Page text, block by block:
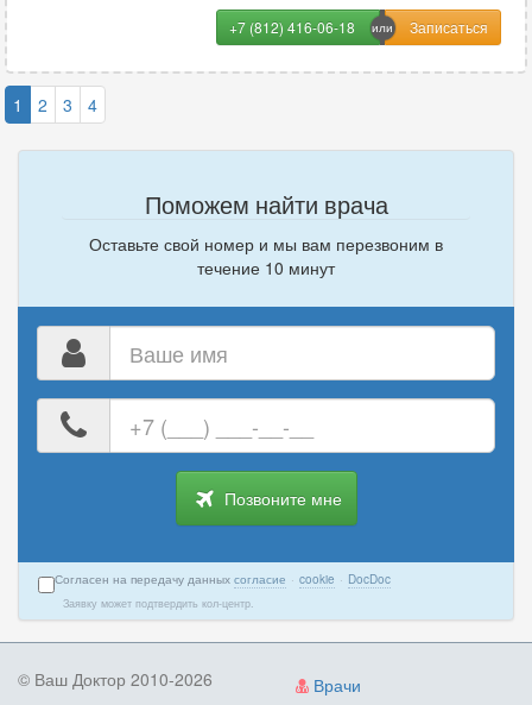
+7 (812) 416-06-18
1 2 3 4
Поможем найти врача
Оставьте свой номер и мы вам перезвоним в
течение 10 минут
номер
телефона
Позвоните мне
Согласен на передачу данных согласие · cookie · DocDoc
Заявку может подтвердить кол-центр.
Врачи
© Ваш Доктор 2010-2026